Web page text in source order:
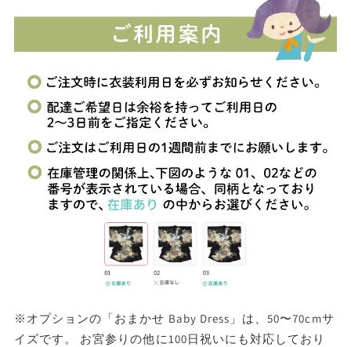
※オプションの「おまかせ Baby Dress」は、50〜70cmサ
イズです。 お宮参りの他に100日祝いにも対応しており